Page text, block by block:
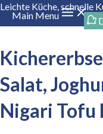
Main Menu
Leichte Küche,schnelle
Salat,
Nigari Tofu